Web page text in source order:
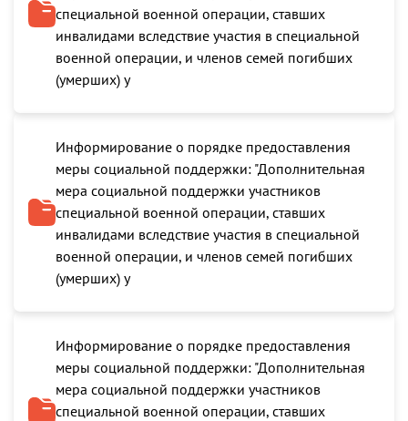
специальной военной операции, ставших
инвалидами вследствие участия в специальной
военной операции, и членов семей погибших
(умерших) у
Информирование о порядке предоставления
меры социальной поддержки: "Дополнительная
мера социальной поддержки участников
специальной военной операции, ставших
инвалидами вследствие участия в специальной
военной операции, и членов семей погибших
(умерших) у
Информирование о порядке предоставления
меры социальной поддержки: "Дополнительная
мера социальной поддержки участников
специальной военной операции, ставших